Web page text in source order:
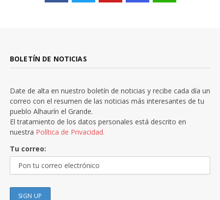
BOLETÍN DE NOTICIAS
Date de alta en nuestro boletín de noticias y recibe cada día un
correo con el resumen de las noticias más interesantes de tu
pueblo Alhaurín el Grande.
El tratamiento de los datos personales está descrito en
nuestra Política de Privacidad.
Tu correo: